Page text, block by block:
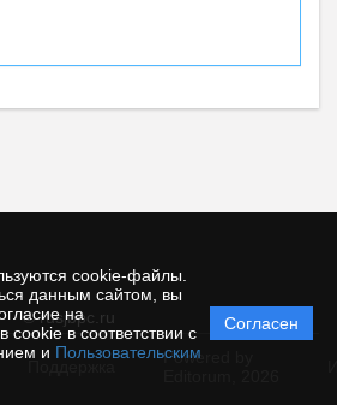
cookie-файлы.
данным сайтом, вы
на
cookie в соответствии с
и Пользовательским
Согласен
© rusjbpc.ru
Powered by